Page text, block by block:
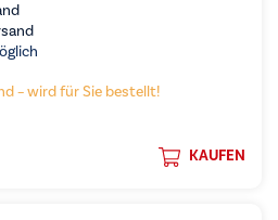
– wird für Sie bestellt!
KAUFEN